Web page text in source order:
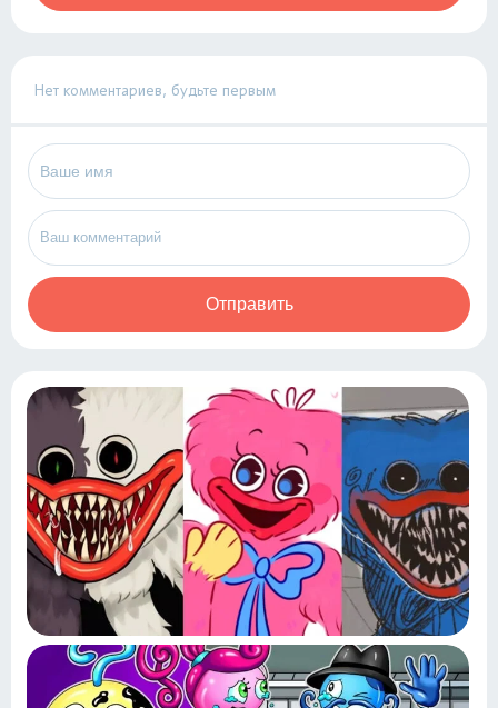
Нет комментариев, будьте первым
Отправить